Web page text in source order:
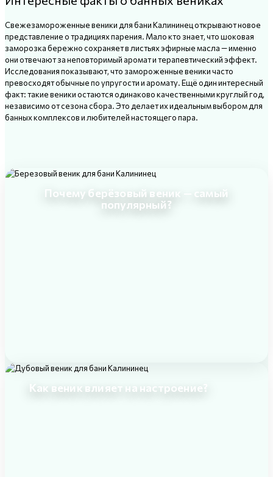
Свежезамороженные веники для бани Калининец открывают новое
представление о традициях парения. Мало кто знает, что шоковая
заморозка бережно сохраняет в листьях эфирные масла — именно
они отвечают за неповторимый аромат и терапевтический эффект.
Исследования показывают, что замороженные веники часто
превосходят обычные по упругости и аромату. Ещё один интересный
факт: такие веники остаются одинаково качественными круглый год,
независимо от сезона сбора. Это делает их идеальным выбором для
банных комплексов и любителей настоящего пара.
Почему берёзовый веник — самый
популярный?
Как веник влияет на настроение?